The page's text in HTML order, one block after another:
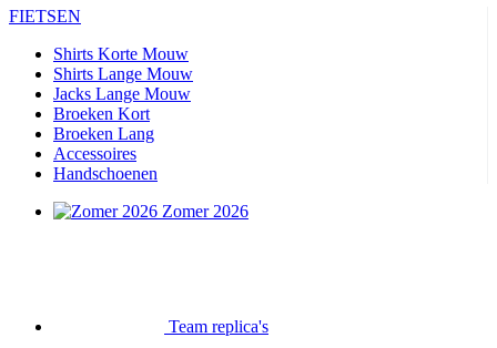
FIETSEN
Shirts Korte Mouw
Shirts Lange Mouw
Jacks Lange Mouw
Broeken Kort
Broeken Lang
Accessoires
Handschoenen
Zomer 2026
Team replica's